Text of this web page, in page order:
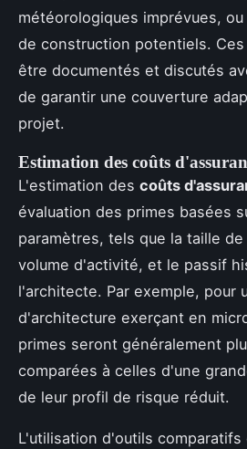
météorologiques imprévues,
de construction potentiels.
être documentés et discutés
de garantir une couverture
projet.
Estimation des coûts
L'estimation des coûts
évaluation des primes basées
paramètres, tels que la taille
volume d'activité, et le passif
l'architecte. Par exemple, pour
d'architecture exerçant en
primes seront généralement
comparées à celles d'une
de leur profil de risque réduit.
L'utilisation d'outils